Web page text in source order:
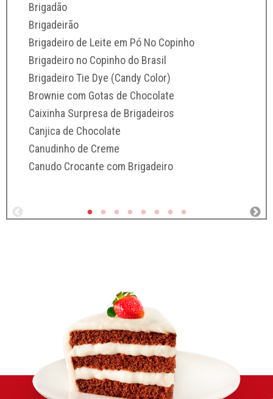
Brigadão
Brigadeirão
Brigadeiro de Leite em Pó No Copinho
Brigadeiro no Copinho do Brasil
Brigadeiro Tie Dye (Candy Color)
Brownie com Gotas de Chocolate
Caixinha Surpresa de Brigadeiros
Canjica de Chocolate
Canudinho de Creme
Canudo Crocante com Brigadeiro